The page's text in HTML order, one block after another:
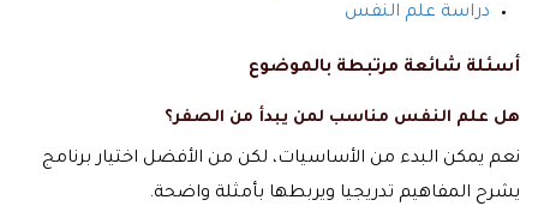
دراسة علم النفس
أسئلة شائعة مرتبطة بالموضوع
هل علم النفس مناسب لمن يبدأ من الصفر؟
نعم يمكن البدء من الأساسيات، لكن من الأفضل اختيار برنامج
يشرح المفاهيم تدريجيا ويربطها بأمثلة واضحة.